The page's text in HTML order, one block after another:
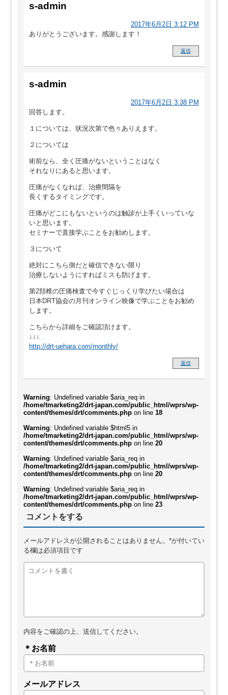
s-admin
2017年6月2日 3:12 PM
ありがとうございます。感謝します！
返信
s-admin
2017年6月2日 3:38 PM
回答します。
１については、状況次第で色々ありえます。
２については
術前なら、全く圧痛がないということはなく
それなりにあると思います。
圧痛がなくなれば、治療間隔を
長くするタイミングです。
圧痛がどこにもないというのは触診が上手くいっていな
いと思います。
セミナーで直接学ぶことをお勧めします。
３について
絶対にこちら側だと確信できない限り
治療しないようにすればミスも防げます。
第2頚椎の圧痛検査で今すぐじっくり学びたい場合は
日本DRT協会の月刊オンライン映像で学ぶことをお勧め
します。
こちらから詳細をご確認頂けます。
↓↓↓
http://drt-uehara.com/monthly/
返信
Warning: Undefined variable $aria_req in
/home/tmarketing2/drt-japan.com/public_html/wprs/wp-
content/themes/drt/comments.phpon line 18
Warning: Undefined variable $html5 in
/home/tmarketing2/drt-japan.com/public_html/wprs/wp-
content/themes/drt/comments.phpon line 20
Warning: Undefined variable $aria_req in
/home/tmarketing2/drt-japan.com/public_html/wprs/wp-
content/themes/drt/comments.phpon line 20
Warning: Undefined variable $aria_req in
/home/tmarketing2/drt-japan.com/public_html/wprs/wp-
content/themes/drt/comments.phpon line 23
コメントをする
メールアドレスが公開されることはありません。*が付いてい
る欄は必須項目です
内容をご確認の上、送信してください。
＊お名前
メールアドレス